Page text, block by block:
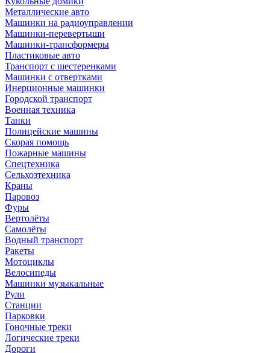
Металлические авто
Машинки на радиоуправлении
Машинки-перевертыши
Машинки-трансформеры
Пластиковые авто
Транспорт с шестеренками
Машинки с отвертками
Инерционные машинки
Городской транспорт
Военная техника
Танки
Полицейские машины
Скорая помощь
Пожарные машины
Спецтехника
Сельхозтехника
Краны
Паровоз
Фуры
Вертолёты
Самолёты
Водный транспорт
Ракеты
Мотоциклы
Велосипеды
Машинки музыкальные
Рули
Станции
Парковки
Гоночные треки
Логические треки
Дороги